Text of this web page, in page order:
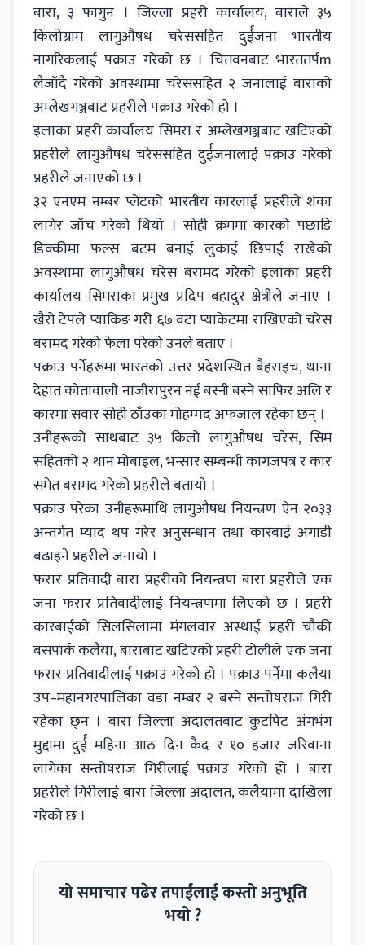
बारा, ३ फागुन । जिल्ला प्रहरी कार्यालय, बाराले ३५
किलोग्राम लागुऔषध चरेससहित दुर्ईजना भारतीय
नागरिकलाई पक्राउ गरेको छ । चितवनबाट भारततर्पm
लैजाँदै गरेको अवस्थामा चरेससहित २ जनालाई बाराको
अम्लेखगञ्जबाट प्रहरीले पक्राउ गरेको हो ।
इलाका प्रहरी कार्यालय सिमरा र अम्लेखगञ्जबाट खटिएको
प्रहरीले लागुऔषध चरेससहित दुर्ईजनालाई पक्राउ गरेको
प्रहरीले जनाएको छ ।
३२ एनएम नम्बर प्लेटको भारतीय कारलाई प्रहरीले शंका
लागेर जाँच गरेको थियो । सोही क्रममा कारको पछाडि
डिक्कीमा फल्स बटम बनाई लुकाई छिपाई राखेको
अवस्थामा लागुऔषध चरेस बरामद गरेको इलाका प्रहरी
कार्यालय सिमराका प्रमुख प्रदिप बहादुर क्षेत्रीले जनाए ।
खैरो टेपले प्याकिङ गरी ६७ वटा प्याकेटमा राखिएको चरेस
बरामद गरेको फेला परेको उनले बताए ।
पक्राउ पर्नेहरूमा भारतको उत्तर प्रदेशस्थित बैहराइच, थाना
देहात कोतावाली नाजीरापुरन नई बस्नी बस्ने साफिर अलि र
कारमा सवार सोही ठाँउका मोहम्मद अफजाल रहेका छन् ।
उनीहरूको साथबाट ३५ किलो लागुऔषध चरेस, सिम
सहितको २ थान मोबाइल, भन्सार सम्बन्धी कागजपत्र र कार
समेत बरामद गरेको प्रहरीले बतायो ।
पक्राउ परेका उनीहरूमाथि लागुऔषध नियन्त्रण ऐन २०३३
अन्तर्गत म्याद थप गरेर अनुसन्धान तथा कारबाई अगाडी
बढाइने प्रहरीले जनायो ।
फरार प्रतिवादी बारा प्रहरीको नियन्त्रण बारा प्रहरीले एक
जना फरार प्रतिवादीलाई नियन्त्रणमा लिएको छ । प्रहरी
कारबाईको सिलसिलामा मंगलवार अस्थाई प्रहरी चौकी
बसपार्क कलैया, बाराबाट खटिएको प्रहरी टोलीले एक जना
फरार प्रतिवादीलाई पक्राउ गरेको हो । पक्राउ पर्नेमा कलैया
उप–महानगरपालिका वडा नम्बर २ बस्ने सन्तोषराज गिरी
रहेका छ्न । बारा जिल्ला अदालतबाट कुटपिट अंगभंग
मुद्दामा दुर्ई महिना आठ दिन कैद र १० हजार जरिवाना
लागेका सन्तोषराज गिरीलाई पक्राउ गरेको हो । बारा
प्रहरीले गिरीलाई बारा जिल्ला अदालत, कलैयामा दाखिला
गरेको छ ।
यो समाचार पढेर तपाईंलाई कस्तो अनुभूति
भयो ?